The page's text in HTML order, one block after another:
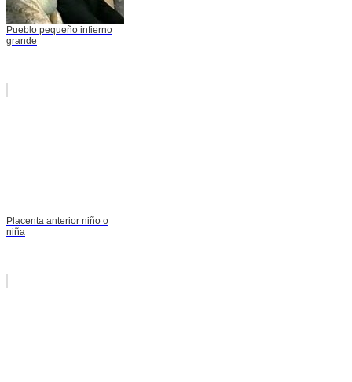
Pueblo pequeño infierno
grande
Placenta anterior niño o
niña